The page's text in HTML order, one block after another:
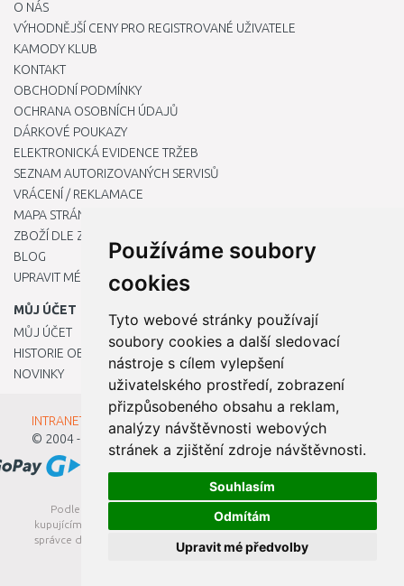
Používáme soubory
cookies
Tyto webové stránky používají
soubory cookies a další sledovací
nástroje s cílem vylepšení
uživatelského prostředí, zobrazení
přizpůsobeného obsahu a reklam,
analýzy návštěvnosti webových
stránek a zjištění zdroje návštěvnosti.
Souhlasím
Odmítám
Upravit mé předvolby
O NÁS
VÝHODNĚJŠÍ CENY PRO REGISTROVANÉ UŽIVATELE
KAMODY KLUB
KONTAKT
OBCHODNÍ PODMÍNKY
OCHRANA OSOBNÍCH ÚDAJŮ
DÁRKOVÉ POUKAZY
ELEKTRONICKÁ EVIDENCE TRŽEB
SEZNAM AUTORIZOVANÝCH SERVISŮ
VRÁCENÍ / REKLAMACE
MAPA STRÁNKY
ZBOŽÍ DLE ZNAČEK
BLOG
UPRAVIT MÉ PŘEDVOLBY COOKIES
MŮJ ÚČET
MŮJ ÚČET
HISTORIE OBJEDNÁVEK
NOVINKY
INTRANET - Přihlášení pro zaměstnance
© 2004 - 2026
Kamody s.r.o.
Podle zákona o evidenci tržeb je prodávající povinen vystavit
kupujícímu účtenku. Zároveň je povinen zaevidovat přijatou tržbu u
správce daně online; v případě technického výpadku pak nejpozději
do 48 hodin.